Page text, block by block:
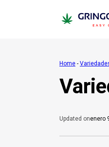
Home -
Updated onenero